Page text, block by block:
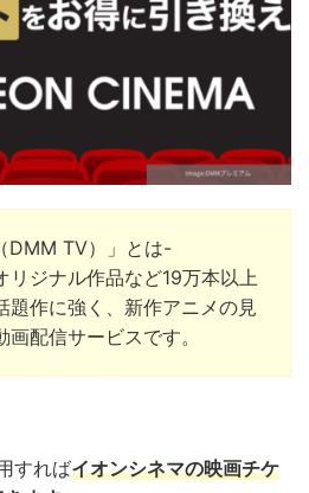
DMM TV）」とは-
リジナル作品など19万本以上
題作に強く、新作アニメの見
配信サービスです。
すればイオンシネマの映画チケ